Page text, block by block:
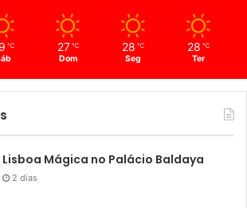
℃ 27 ℃
Dom
28 ℃
Seg
28 ℃
Ter
Lisboa Mágica no Palácio Baldaya
2 dias